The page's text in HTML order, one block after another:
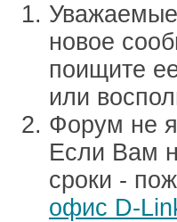
новое
поищите
или
Форум не
Если Вам
сроки -
офис D-